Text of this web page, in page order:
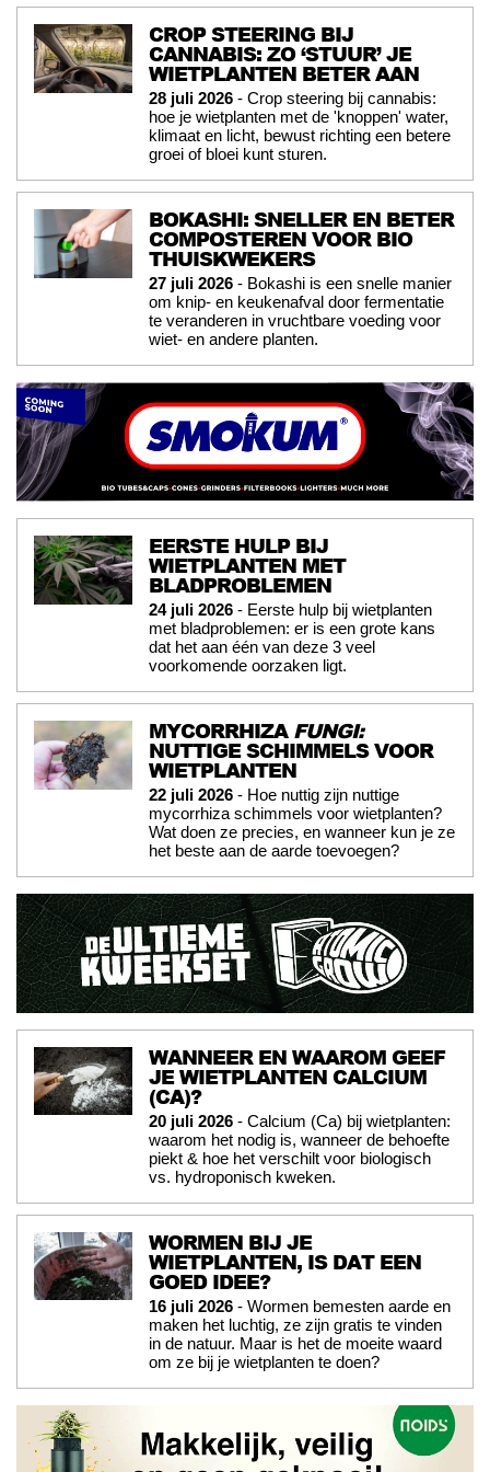
CROP STEERING BIJ
CANNABIS: ZO ‘STUUR’ JE
WIETPLANTEN BETER AAN
28 juli 2026 - Crop steering bij cannabis:
hoe je wietplanten met de 'knoppen' water,
klimaat en licht, bewust richting een betere
groei of bloei kunt sturen.
BOKASHI: SNELLER EN BETER
COMPOSTEREN VOOR BIO
THUISKWEKERS
27 juli 2026 - Bokashi is een snelle manier
om knip- en keukenafval door fermentatie
te veranderen in vruchtbare voeding voor
wiet- en andere planten.
EERSTE HULP BIJ
WIETPLANTEN MET
BLADPROBLEMEN
24 juli 2026 - Eerste hulp bij wietplanten
met bladproblemen: er is een grote kans
dat het aan één van deze 3 veel
voorkomende oorzaken ligt.
MYCORRHIZAFUNGI:
NUTTIGE SCHIMMELS VOOR
WIETPLANTEN
22 juli 2026 - Hoe nuttig zijn nuttige
mycorrhiza schimmels voor wietplanten?
Wat doen ze precies, en wanneer kun je ze
het beste aan de aarde toevoegen?
WANNEER EN WAAROM GEEF
JE WIETPLANTEN CALCIUM
(CA)?
20 juli 2026 - Calcium (Ca) bij wietplanten:
waarom het nodig is, wanneer de behoefte
piekt & hoe het verschilt voor biologisch
vs. hydroponisch kweken.
WORMEN BIJ JE
WIETPLANTEN, IS DAT EEN
GOED IDEE?
16 juli 2026 - Wormen bemesten aarde en
maken het luchtig, ze zijn gratis te vinden
in de natuur. Maar is het de moeite waard
om ze bij je wietplanten te doen?